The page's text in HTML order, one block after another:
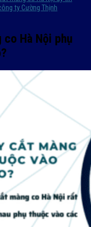
ty Cường Thịnh
co Hà Nội phụ